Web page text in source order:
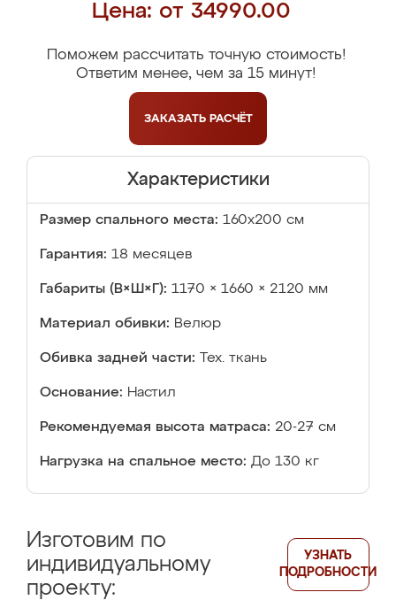
Цена: от 34990.00
Поможем рассчитать точную стоимость!
Ответим менее, чем за 15 минут!
ЗАКАЗАТЬ РАСЧЁТ
Характеристики
Размер спального места: 160х200 см
Гарантия: 18 месяцев
Габариты (В×Ш×Г): 1170 × 1660 × 2120 мм
Материал обивки: Велюр
Обивка задней части: Тех. ткань
Основание: Настил
Рекомендуемая высота матраса: 20-27 см
Нагрузка на спальное место: До 130 кг
Изготовим по
индивидуальному
проекту:
УЗНАТЬ
ПОДРОБНОСТИ